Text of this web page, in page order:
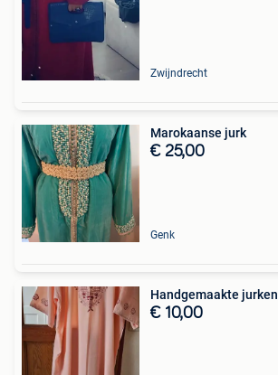
Zwijndrecht
Marokaanse jurk
€ 25,00
Genk
Handgemaakte jurken
€ 10,00